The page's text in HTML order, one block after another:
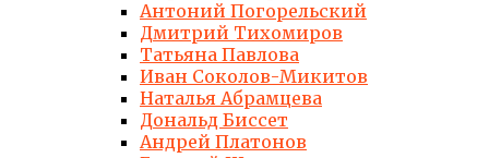
Антоний Погорельский
Дмитрий Тихомиров
Татьяна Павлова
Иван Соколов-Микитов
Наталья Абрамцева
Дональд Биссет
Андрей Платонов